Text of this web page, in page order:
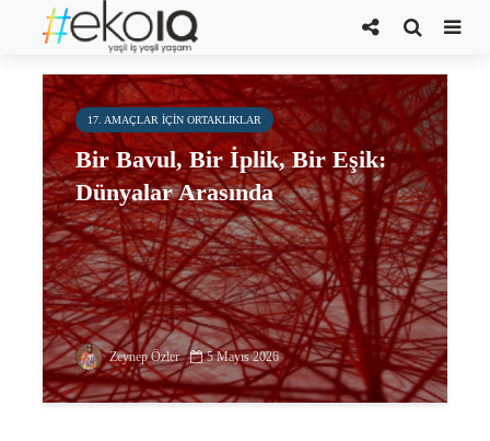
ekolojik düşünce
17. AMAÇLAR IÇIN ORTAKLIKLAR
Bir Bavul, Bir İplik, Bir Eşik:
Dünyalar Arasında
Zeynep Özler 5 Mayıs 2026